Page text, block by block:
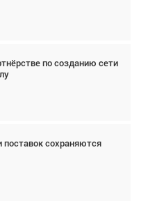
по созданию сети
сохраняются
Дэйв Кох: «Фотография
ИИ всё портит»
трафик